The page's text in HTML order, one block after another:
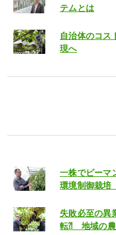
テムとは
自治体のコ
現へ
一株でピーマ
環境制御栽培
失敗必至の異
転⁈ 地域の農